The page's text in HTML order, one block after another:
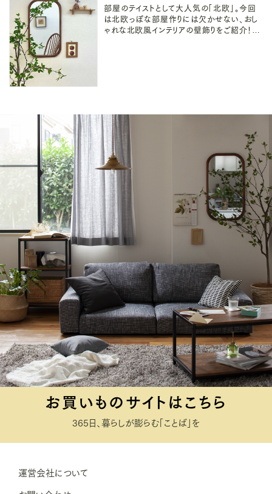
部屋のテイストとして大人気の「北欧」。今回
は北欧っぽな部屋作りには欠かせない、おし
ゃれな北欧風インテリアの壁飾りをご紹介！マ
お買いものサイトはこちら
365日、暮らしが膨らむ「ことば」を
運営会社について